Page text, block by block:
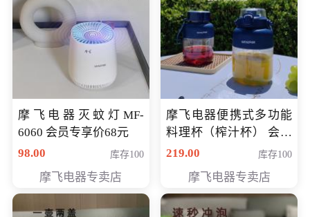
摩飞电器灭蚊灯MF-
6060 会员专享价68元
98.00
库存100
摩飞电器专卖店
摩飞电器便携式多功能
料理杯（榨汁杯） 会员
专享价118元
219.00 库存100
摩飞电器专卖店